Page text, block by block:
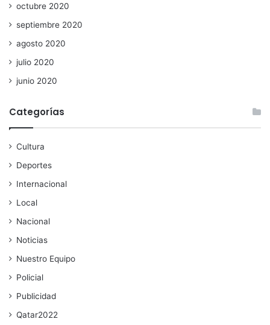
octubre 2020
septiembre 2020
agosto 2020
julio 2020
junio 2020
Categorías
Cultura
Deportes
Internacional
Local
Nacional
Noticias
Nuestro Equipo
Policial
Publicidad
Qatar2022